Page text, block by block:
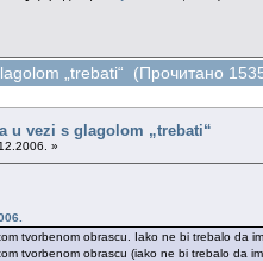
„trebati“ (Прочитано
u vezi s glagolom „trebati“
»
tvorbenom obrascu. Iako ne bi trebalo da
tvorbenom obrascu (iako ne bi trebalo da